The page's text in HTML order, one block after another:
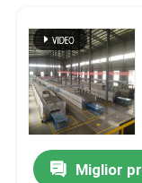
Miglior